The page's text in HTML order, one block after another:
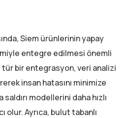
Siem ürünlerinin yapay
entegre edilmesi önemli
tür bir entegrasyon, veri analizi
insan hatasını minimize
modellerini daha hızlı
olur. Ayrıca, bulut tabanlı